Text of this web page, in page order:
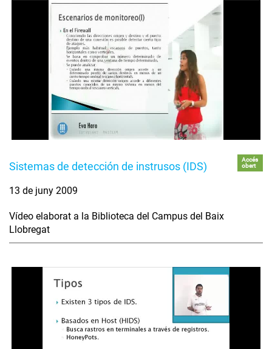
Sistemas de detección de instrusos (IDS)
Accés
obert
13 de juny 2009
Vídeo elaborat a la Biblioteca del Campus del Baix
Llobregat